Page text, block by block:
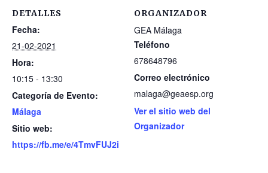
DETALLES
Fecha:
21-02-2021
Hora:
10:15 - 13:30
Categoría de Evento:
Málaga
Sitio web:
https://fb.me/e/4TmvFUJ2i
ORGANIZADOR
GEA Málaga
Teléfono
678648796
Correo electrónico
malaga@geaesp.org
Ver el sitio web del
Organizador